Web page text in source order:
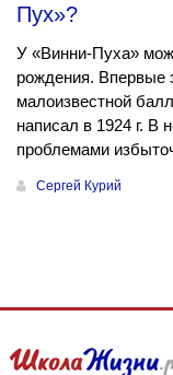
Пух»?
У «Винни-Пуха»
рождения. Впервые
малоизвестной
написал в 1924 г.
проблемами
Сергей Курий